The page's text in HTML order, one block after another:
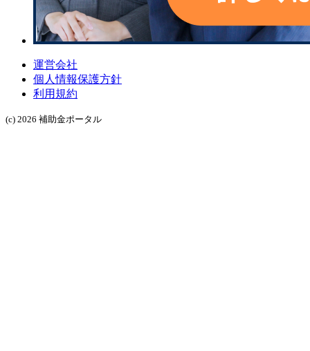
運営会社
個人情報保護方針
利用規約
(c) 2026 補助金ポータル